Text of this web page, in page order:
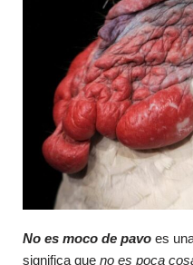
No es moco de pavo es
significa que no es poca